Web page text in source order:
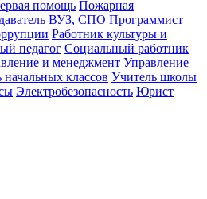
помощь Пожарная
ВУЗ, СПО Программист
Работник культуры и
педагог Социальный работник
и менеджмент Управление
начальных классов Учитель школы
Электробезопасность Юрист